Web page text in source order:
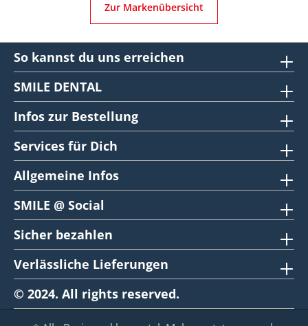
Zur Markenübersicht
So kannst du uns erreichen
SMILE DENTAL
Infos zur Bestellung
Services für Dich
Allgemeine Infos
SMILE @ Social
Sicher bezahlen
Verlässliche Lieferungen
© 2024. All rights reserved.